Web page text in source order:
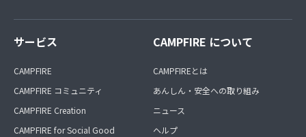
サービス
CAMPFIRE
CAMPFIRE コミュニティ
CAMPFIRE Creation
CAMPFIRE for Social Good
CAMPFIRE について
CAMPFIREとは
あんしん・安全への取り組み
ニュース
ヘルプ